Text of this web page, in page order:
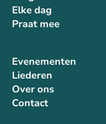
Elke dag
Praat mee
Evenementen
Liederen
Over ons
Contact